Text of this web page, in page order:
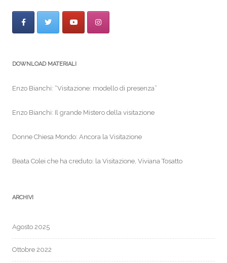
o
o
DOWNLOAD MATERIALI
Enzo Bianchi: “Visitazione: modello di presenza”
Enzo Bianchi: Il grande Mistero della visitazione
Donne Chiesa Mondo: Ancora la Visitazione
Beata Colei che ha creduto: la Visitazione, Viviana Tosatto
ARCHIVI
Agosto 2025
Ottobre 2022